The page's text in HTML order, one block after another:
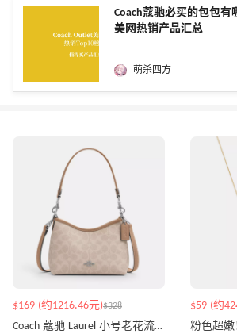
Coach蔻驰必买的包包有
美网热销产品汇总
萌杀四方
$169 (约1216.46元)$328
Coach 蔻驰 Laurel 小号老花流浪包
$59 (约
粉色超嫩